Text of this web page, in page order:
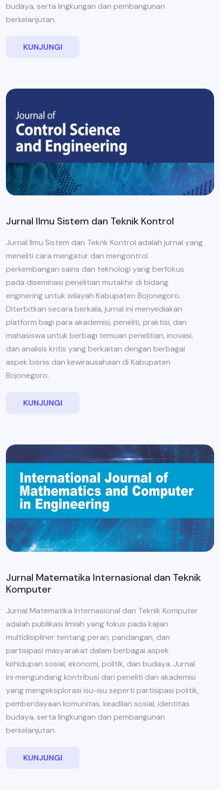
budaya, serta lingkungan dan pembangunan
berkelanjutan.
KUNJUNGI
Jurnal Ilmu Sistem dan Teknik Kontrol
Jurnal Ilmu Sistem dan Teknk Kontrol adalah jurnal yang
meneliti cara mengatur dan mengontrol
perkembangan sains dan teknologi yang berfokus
pada diseminasi penelitian mutakhir di bidang
enginering untuk wilayah Kabupaten Bojonegoro.
Diterbitkan secara berkala, jurnal ini menyediakan
platform bagi para akademisi, peneliti, praktisi, dan
mahasiswa untuk berbagi temuan penelitian, inovasi,
dan analisis kritis yang berkaitan dengan berbagai
aspek bisnis dan kewirausahaan di Kabupaten
Bojonegoro.
KUNJUNGI
Jurnal Matematika Internasional dan Teknik
Komputer
Jurnal Matematika Internasional dan Teknik Komputer
adalah publikasi ilmiah yang fokus pada kajian
multidisipliner tentang peran, pandangan, dan
partisipasi masyarakat dalam berbagai aspek
kehidupan sosial, ekonomi, politik, dan budaya. Jurnal
ini mengundang kontribusi dari peneliti dan akademisi
yang mengeksplorasi isu-isu seperti partisipasi politik,
pemberdayaan komunitas, keadilan sosial, identitas
budaya, serta lingkungan dan pembangunan
berkelanjutan.
KUNJUNGI